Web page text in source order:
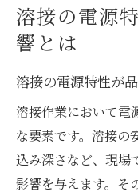
溶接の電源
響とは
溶接の電源特性が
溶接作業において電
な要素です。溶接の
込み深さなど、現場
影響を与えます。そ